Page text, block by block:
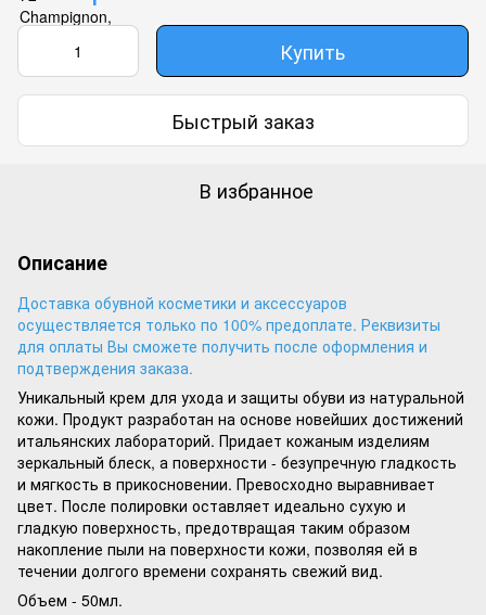
Купить
Быстрый заказ
В избранное
Описание
Доставка обувной косметики и аксессуаров
осуществляется только по 100% предоплате. Реквизиты
для оплаты Вы сможете получить после оформления и
подтверждения заказа.
Уникальный крем для ухода и защиты обуви из натуральной
кожи. Продукт разработан на основе новейших достижений
итальянских лабораторий. Придает кожаным изделиям
зеркальный блеск, а поверхности - безупречную гладкость
и мягкость в прикосновении. Превосходно выравнивает
цвет. После полировки оставляет идеально сухую и
гладкую поверхность, предотвращая таким образом
накопление пыли на поверхности кожи, позволяя ей в
течении долгого времени сохранять свежий вид.
Объем - 50мл.